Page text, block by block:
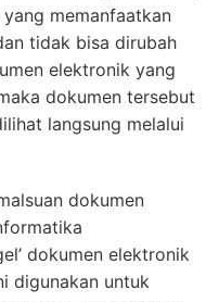
memanfaatkan
tidak bisa dirubah
elektronik yang
dokumen tersebut
langsung melalui
dokumen
dokumen elektronik
digunakan untuk